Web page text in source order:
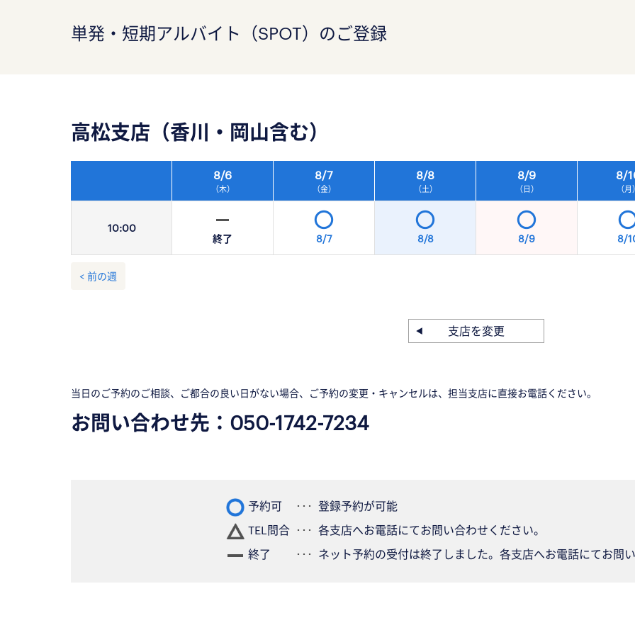
単発・短期アルバイト（SPOT）のご登録
高松支店（香川・岡山含む）
10:00
8/6
（木）
8/7
（金）
8/8
（土）
8/9
（日）
8/
（月）
終了 8/7 8/8 8/9 8/
< 前の週
支店を変更
当日のご予約のご相談、ご都合の良い日がない場合、ご予約の変更・キャンセルは、担当支店に直接お電話ください。
お問い合わせ先： 050-1742-7234
予約可
登録予約が可能
TEL問合
各支店へお電話にてお問い合わせください。
終了
ネット予約の受付は終了しました。各支店へお電話にてお問い